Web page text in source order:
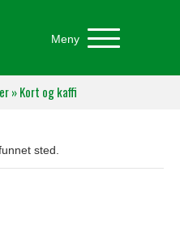
Meny
»Kort og kaffi
sted.